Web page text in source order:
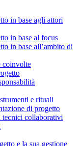
in base agli attori
in base al focus
in base all’ambito di
coinvolte
e rituali
di progetto
tecnici collaborativi
e la sua gestione